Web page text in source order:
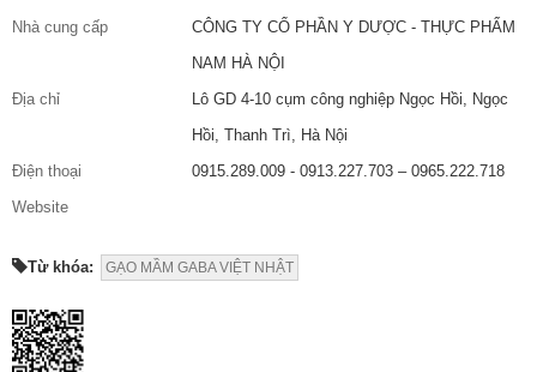
Nhà cung cấp
CÔNG TY CỔ PHẦN Y DƯỢC - THỰC PHẨM
NAM HÀ NỘI
Địa chỉ
Lô GD 4-10 cụm công nghiệp Ngọc Hồi, Ngọc
Hồi, Thanh Trì, Hà Nội
Điện thoại
0915.289.009 - 0913.227.703 – 0965.222.718
Website
Từ khóa: GẠO MẦM GABA VIỆT NHẬT